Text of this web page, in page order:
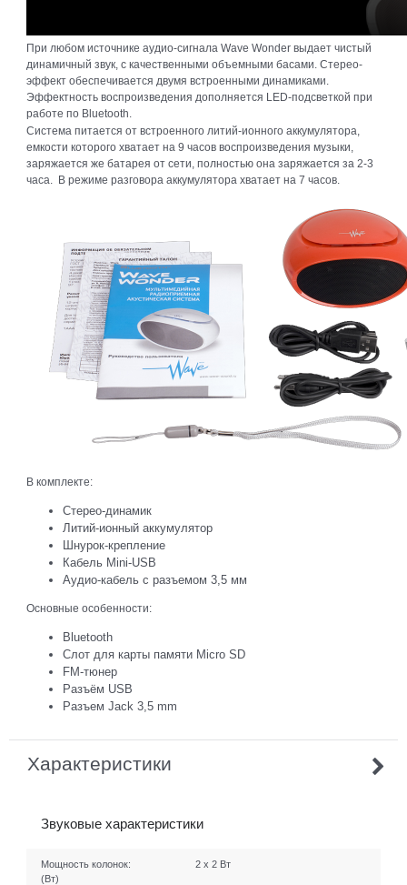
При любом источнике аудио-сигнала Wave Wonder выдает чистый
динамичный звук, с качественными объемными басами. Стерео-
эффект обеспечивается двумя встроенными динамиками.
Эффектность воспроизведения дополняется LED-подсветкой при
работе по Bluetooth.
Система питается от встроенного литий-ионного аккумулятора,
емкости которого хватает на 9 часов воспроизведения музыки,
заряжается же батарея от сети, полностью она заряжается за 2-3
часа. В режиме разговора аккумулятора хватает на 7 часов.
В комплекте:
Стерео-динамик
Литий-ионный аккумулятор
Шнурок-крепление
Кабель Mini-USB
Аудио-кабель с разъемом 3,5 мм
Основные особенности:
Bluetooth
Слот для карты памяти Micro SD
FM-тюнер
Разъём USB
Разъем Jack 3,5 mm
Характеристики
Звуковые характеристики
Мощность колонок:
(Вт)
2 х 2 Вт